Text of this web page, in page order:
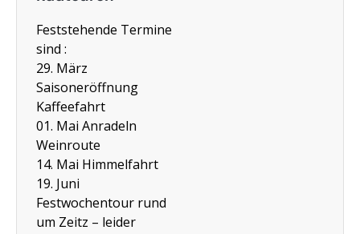
Feststehende Termine
sind :
29. März
Saisoneröffnung
Kaffeefahrt
01. Mai Anradeln
Weinroute
14. Mai Himmelfahrt
19. Juni
Festwochentour rund
um Zeitz – leider